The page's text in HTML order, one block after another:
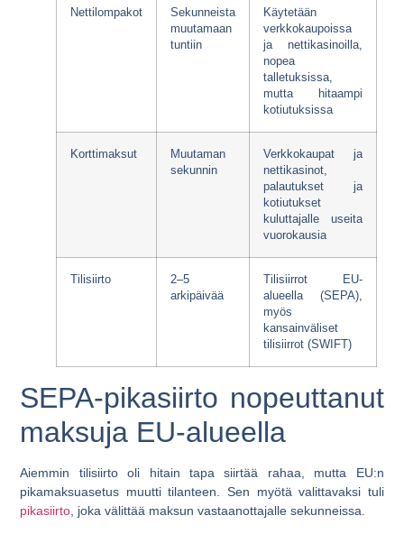
Nettilompakot
Sekunneista
muutamaan
tuntiin
Käytetään
verkkokaupoissa
ja nettikasinoilla,
nopea
talletuksissa,
mutta hitaampi
kotiutuksissa
Korttimaksut
Muutaman
sekunnin
Verkkokaupat ja
nettikasinot,
palautukset ja
kotiutukset
kuluttajalle useita
vuorokausia
Tilisiirto
2–5
arkipäivää
Tilisiirrot EU-
alueella (SEPA),
myös
kansainväliset
tilisiirrot (SWIFT)
SEPA-pikasiirto nopeuttanut
maksuja EU-alueella
Aiemmin tilisiirto oli hitain tapa siirtää rahaa, mutta EU:n
pikamaksuasetus muutti tilanteen. Sen myötä valittavaksi tuli
pikasiirto , joka välittää maksun vastaanottajalle sekunneissa.